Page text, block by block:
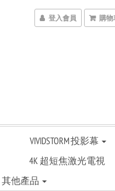
登入會員 購物
VIVIDSTORM 投影幕
4K 超短焦激光電視
其他產品